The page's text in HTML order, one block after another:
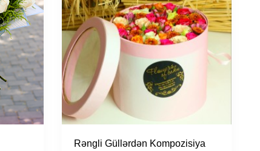
Rəngli Güllərdən Kompozisiya